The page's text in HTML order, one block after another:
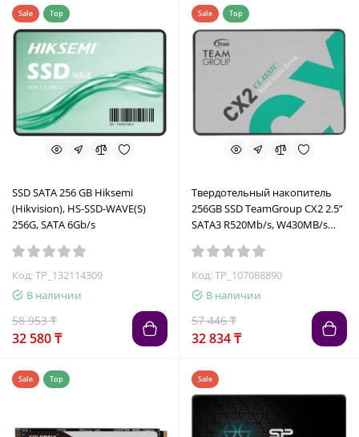
Sale Top
SSD SATA 256 GB Hiksemi
(Hikvision), HS-SSD-WAVE(S)
256G, SATA 6Gb/s
Код: TP_132114309
В наличии
58 953 ₸
32 580 ₸
Sale Top
Твердотельный накопитель
256GB SSD TeamGroup CX2 2.5”
SATA3 R520Mb/s, W430MB/s
Код: TP_107088890
В наличии
57 446 ₸
32 834 ₸
Sale Top Sale